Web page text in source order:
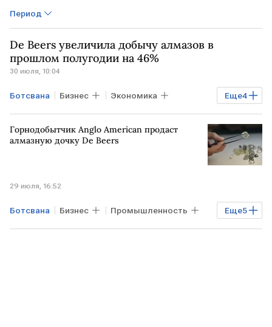
Период
De Beers увеличила добычу алмазов в
прошлом полугодии на 46%
30 июля, 10:04
Еще4
Ботсвана Бизнес Экономика
Промышленность НАМИБИЯ
Южная Африка De Beers
Горнодобытчик Anglo American продаст
алмазную дочку De Beers
29 июля, 16:52
Еще5
Ботсвана Бизнес Промышленность
Экономика ЮАР АФРИКА